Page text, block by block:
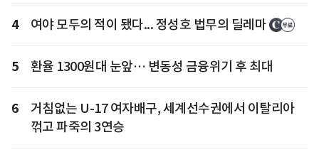
4 여야 모두의 적이 됐다... 정성호 법무의 딜레마
5 환율 1300원대 눈앞… 변동성 금융위기 후 최대
6
거침없는 U-17 여자배구, 세계선수권에서 이탈리아
꺾고 파죽의 3연승